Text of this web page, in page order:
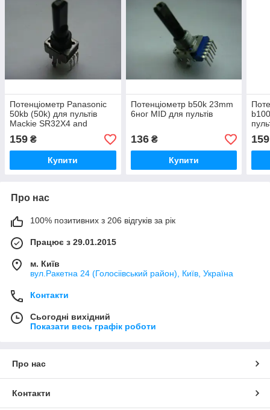
Потенціометр Panasonic
50kb (50k) для пультів
Mackie SR32X4 and
CR1604-VLZ, колонок
SRM350
159 ₴
Купити
Потенціометр b50k 23mm
6ног MID для пультів
136₴
Купити
159
Про нас
100% позитивних з 206 відгуків за рік
Працює з 29.01.2015
м. Київ
вул.Ракетна 24 (Голосіівський район), Київ, Україна
Контакти
Сьогодні вихідний
Показати весь графік роботи
Про нас
Контакти